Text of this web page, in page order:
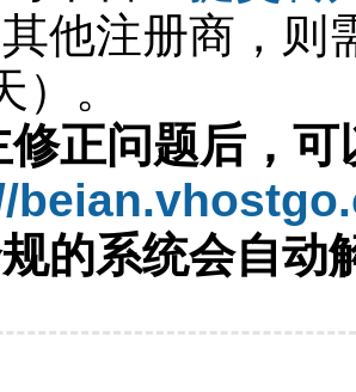
他注册商，则
）。
修正问题后，可
的系统会自动